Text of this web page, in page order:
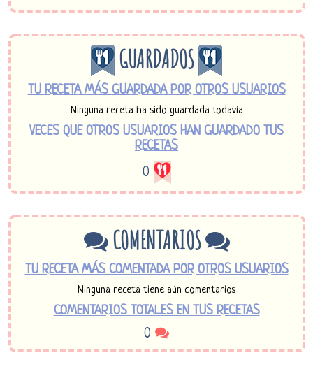
GUARDADOS
TU RECETA MÁS GUARDADA POR OTROS USUARIOS
Ninguna receta ha sido guardada todavía
VECES QUE OTROS USUARIOS HAN GUARDADO TUS
RECETAS
0
COMENTARIOS
TU RECETA MÁS COMENTADA POR OTROS USUARIOS
Ninguna receta tiene aún comentarios
COMENTARIOS TOTALES EN TUS RECETAS
0